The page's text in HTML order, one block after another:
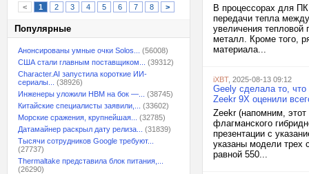
< 1 2 3 4 5 6 7 8 >
Популярные
Анонсированы умные очки Solos...
(56008)
США стали главным поставщиком...
(39312)
Character.AI запустила короткие ИИ-
сериалы...
(38926)
Инженеры уложили HBM на бок —...
(38745)
Китайские специалисты заявили,...
(33602)
Морские сражения, крупнейшая...
(32785)
Датамайнер раскрыл дату релиза...
(31839)
Тысячи сотрудников Google требуют...
(27737)
Thermaltake представила блок питания,...
(26290)
В процессорах для
передачи тепла
увеличения тепловой
металл. Кроме того,
материала...
iXBT, 2025-08-13 09:12
Geely сделала то,
Zeekr 9X оценили
Zeekr (напомним,
флагманского
презентации с
указаны модели трех
равной 550...